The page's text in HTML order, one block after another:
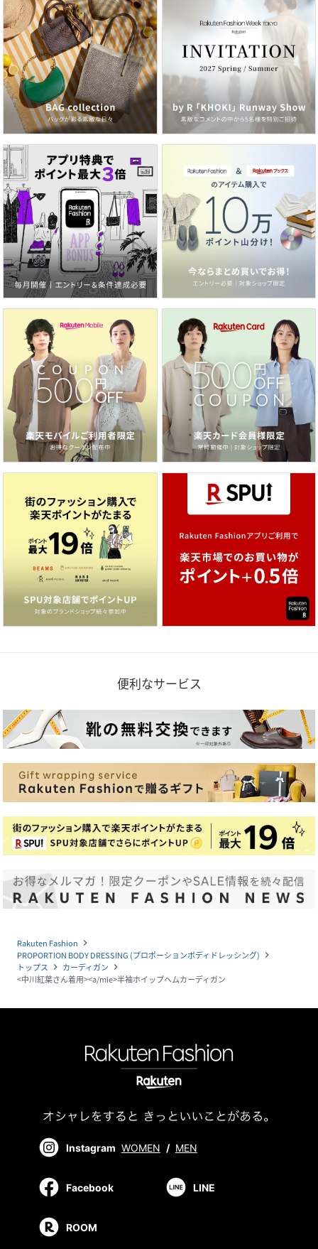
便利なサービス
Rakuten Fashion navigate_next
PROPORTION BODY DRESSING (プロポーションボディドレッシング) navigate_next
トップス navigate_next カーディガン navigate_next
<中川紅葉さん着用><a/mie>半袖ホイップヘムカーディガン
Instagram WOMEN / MEN
Facebook LINE
ROOM